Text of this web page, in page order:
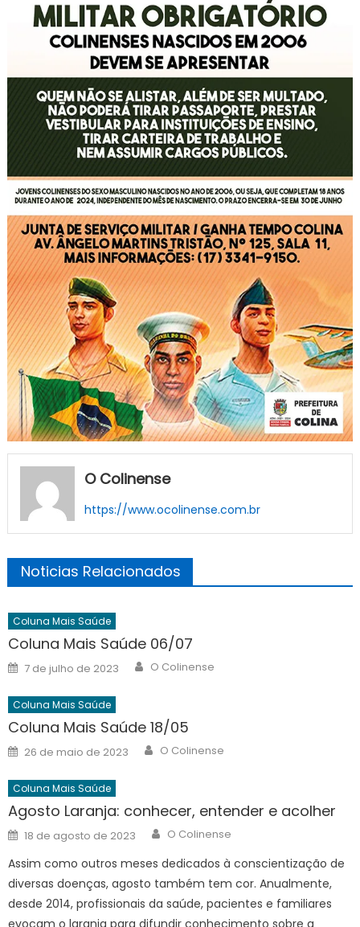
O Colinense
https://www.ocolinense.com.br
Noticias Relacionados
Coluna Mais Saúde
Coluna Mais Saúde 06/07
Posted
on
7 de julho de 2023 Author
O Colinense
Coluna Mais Saúde
Coluna Mais Saúde 18/05
Posted
on
26 de maio de 2023 Author
O Colinense
Coluna Mais Saúde
Agosto Laranja: conhecer, entender e acolher
Posted
on
18 de agosto de 2023 Author
O Colinense
Assim como outros meses dedicados à conscientização de
diversas doenças, agosto também tem cor. Anualmente,
desde 2014, profissionais da saúde, pacientes e familiares
evocam o laranja para difundir conhecimento sobre a